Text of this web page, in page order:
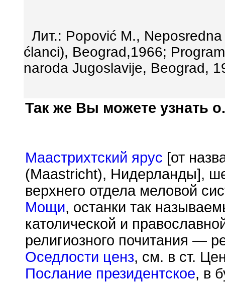
Лит.: Popović М., Neposredna
ćlanci), Beograd,1966;
naroda Jugoslavije, Beograd,
Так же Вы можете узнать
Маастрихтский ярус [от
(Maastricht), Нидерланды],
верхнего отдела меловой
Мощи, останки так
католической и
религиозного почитания —
Оседлости ценз, см. в ст.
Послание президентское, в